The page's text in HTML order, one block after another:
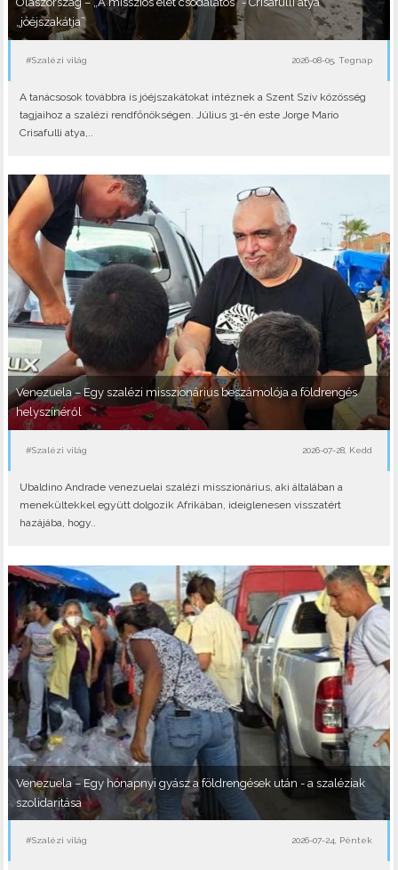
„jóéjszakátja”
#Szalézi világ 2026-08-05, Tegnap
A tanácsosok továbbra is jóéjszakátokat intéznek a Szent Szív közösség
tagjaihoz a szalézi rendfőnökségen. Július 31-én este Jorge Mario
Crisafulli atya,..
Venezuela – Egy szalézi misszionárius beszámolója a földrengés
helyszínéről
#Szalézi világ 2026-07-28, Kedd
Ubaldino Andrade venezuelai szalézi misszionárius, aki általában a
menekültekkel együtt dolgozik Afrikában, ideiglenesen visszatért
hazájába, hogy..
Venezuela – Egy hónapnyi gyász a földrengések után - a szaléziak
szolidaritása
#Szalézi világ 2026-07-24, Péntek